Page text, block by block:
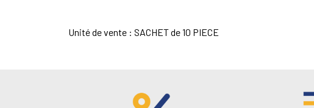
Unité de vente : SACHET de 10 PIECE